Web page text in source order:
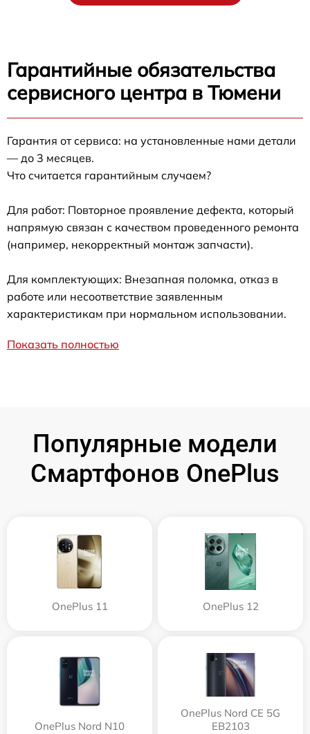
Гарантийные обязательства
сервисного центра в Тюмени
Гарантия от сервиса: на установленные нами детали
— до 3 месяцев.
Что считается гарантийным случаем?
Для работ: Повторное проявление дефекта, который
напрямую связан с качеством проведенного ремонта
(например, некорректный монтаж запчасти).
Для комплектующих: Внезапная поломка, отказ в
работе или несоответствие заявленным
характеристикам при нормальном использовании.
Показать полностью
Популярные модели
Смартфонов OnePlus
OnePlus 11 OnePlus 12
OnePlus Nord N10
OnePlus Nord CE 5G
EB2103